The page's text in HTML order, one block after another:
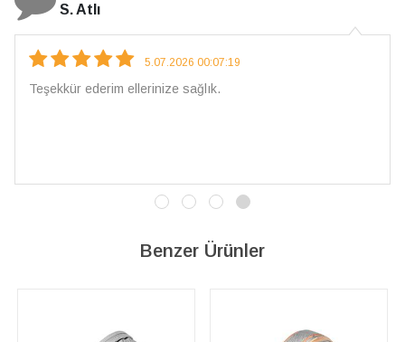
N. Elçi
4.08.2026 16:27:03
Çarpıcı ve olağanüstü bir işçilikle hazırlanmış bir mücevher.
Benzer Ürünler